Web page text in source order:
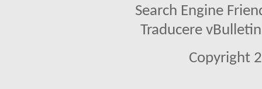
Search Engine
Traducere
Copyright